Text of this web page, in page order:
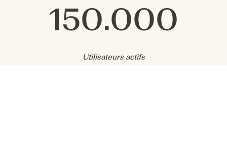
150.000
Utilisateurs actifs